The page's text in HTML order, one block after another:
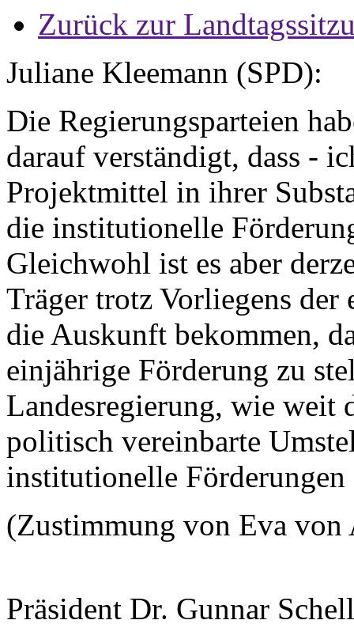
Zurück zur
Juliane Kleemann (SPD):
Die Regierungsparteien
darauf verständigt, dass -
Projektmittel in ihrer
die institutionelle
Gleichwohl ist es aber
Träger trotz Vorliegens der
die Auskunft bekommen,
einjährige Förderung zu
Landesregierung, wie weit
politisch vereinbarte
institutionelle
(Zustimmung von Eva
Präsident Dr. Gunnar